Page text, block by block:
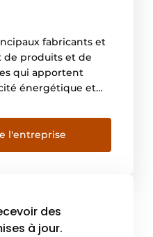
fabricants et
de produits et de
qui apportent
énergétique et
de 130 ans,
plus de 150 millions
de systèmes
[…]
l'entreprise
des
à jour.